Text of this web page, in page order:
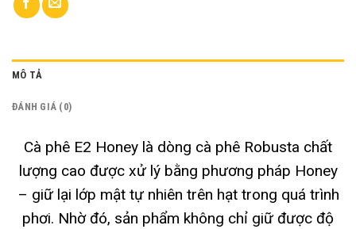
MÔ TẢ
ĐÁNH GIÁ (0)
Cà phê E2 Honey là dòng cà phê Robusta chất
lượng cao được xử lý bằng phương pháp Honey
– giữ lại lớp mật tự nhiên trên hạt trong quá trình
phơi. Nhờ đó, sản phẩm không chỉ giữ được độ